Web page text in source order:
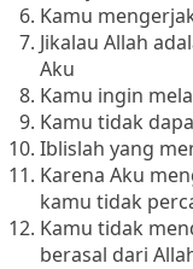
Kamu
Jikalau Allah
Aku
Kamu ingin
Kamu tidak
Iblislah yang
Karena Aku
kamu tidak
Kamu tidak
berasal dari